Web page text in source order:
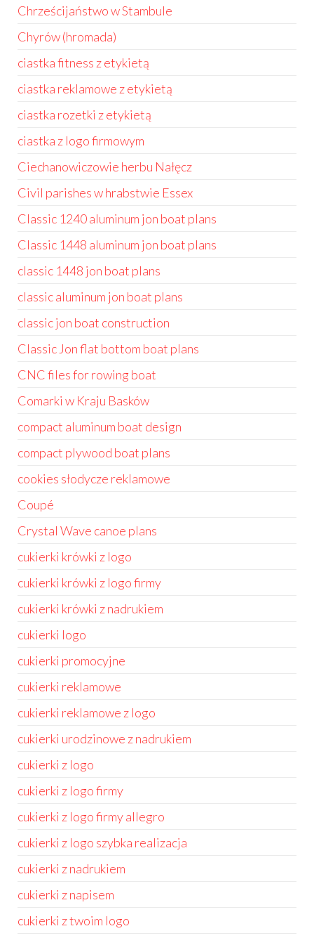
Chrześcijaństwo w Stambule
Chyrów (hromada)
ciastka fitness z etykietą
ciastka reklamowe z etykietą
ciastka rozetki z etykietą
ciastka z logo firmowym
Ciechanowiczowie herbu Nałęcz
Civil parishes w hrabstwie Essex
Classic 1240 aluminum jon boat plans
Classic 1448 aluminum jon boat plans
classic 1448 jon boat plans
classic aluminum jon boat plans
classic jon boat construction
Classic Jon flat bottom boat plans
CNC files for rowing boat
Comarki w Kraju Basków
compact aluminum boat design
compact plywood boat plans
cookies słodycze reklamowe
Coupé
Crystal Wave canoe plans
cukierki krówki z logo
cukierki krówki z logo firmy
cukierki krówki z nadrukiem
cukierki logo
cukierki promocyjne
cukierki reklamowe
cukierki reklamowe z logo
cukierki urodzinowe z nadrukiem
cukierki z logo
cukierki z logo firmy
cukierki z logo firmy allegro
cukierki z logo szybka realizacja
cukierki z nadrukiem
cukierki z napisem
cukierki z twoim logo